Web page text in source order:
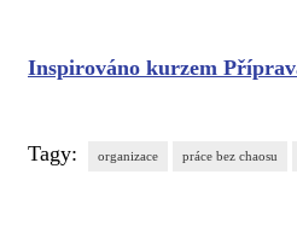
Inspirováno kurzem
Tagy: organizace práce bez chaosu